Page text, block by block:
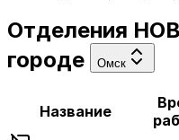
Отделения
городе
Омск
Название